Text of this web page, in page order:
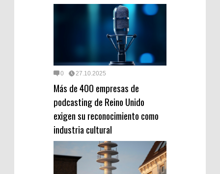
0 27.10.2025
Más de 400 empresas de
podcasting de Reino Unido
exigen su reconocimiento como
industria cultural